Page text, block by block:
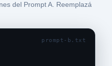
del Prompt A. Reemplazá
prompt-b.txt